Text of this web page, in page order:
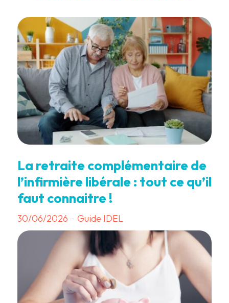
La retraite complémentaire de
l’infirmière libérale : tout ce qu’il
faut connaitre !
30/06/2026 - Guide IDEL